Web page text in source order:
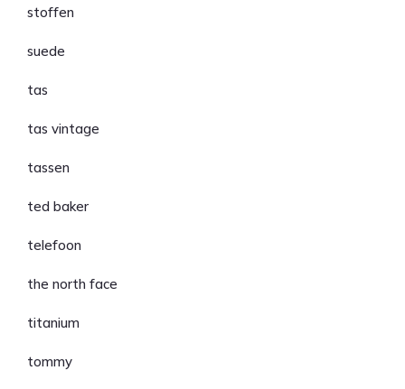
stoffen
suede
tas
tas vintage
tassen
ted baker
telefoon
the north face
titanium
tommy